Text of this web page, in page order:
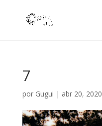
7
por Gugui | abr 20, 2020